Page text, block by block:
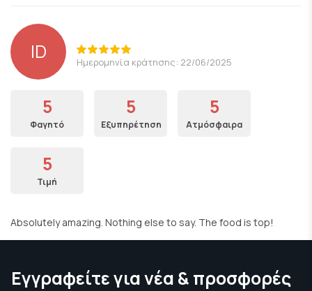
ID Ημερομηνία κράτησης: 22/06/2025
5
Φαγητό
5
Εξυπηρέτηση
5
Ατμόσφαιρα
5
Τιμή
Absolutely amazing. Nothing else to say. The food is top!
Εγγραφείτε για νέα & προσφορές